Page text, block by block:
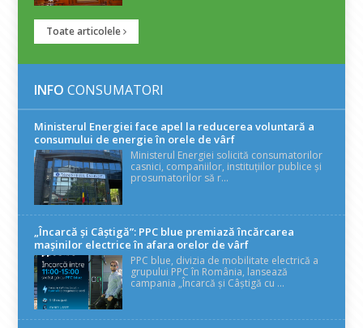
Toate articolele
INFO CONSUMATORI
Ministerul Energiei face apel la reducerea voluntară a
consumului de energie în orele de vârf
Ministerul Energiei solicită consumatorilor
casnici, companiilor, instituțiilor publice și
prosumatorilor să r...
„Încarcă și Câștigă”: PPC blue premiază încărcarea
mașinilor electrice în afara orelor de vârf
PPC blue, divizia de mobilitate electrică a
grupului PPC în România, lansează
campania „Încarcă și Câștigă cu ...